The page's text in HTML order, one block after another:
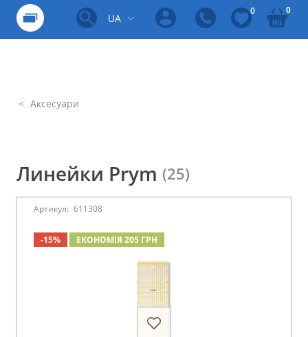
UA
0 0
Аксесуари
Линейки Prym (25)
Артикул: 611308
-15% ЕКОНОМІЯ 205 ГРН